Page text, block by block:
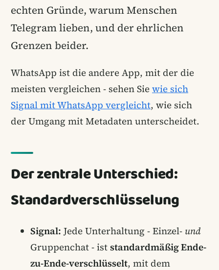
echten Gründe, warum Menschen
Telegram lieben, und der ehrlichen
Grenzen beider.
WhatsApp ist die andere App, mit der die
meisten vergleichen - sehen Siewie sich
Signal mit WhatsApp vergleicht, wie sich
der Umgang mit Metadaten unterscheidet.
Der zentrale Unterschied:
Standardverschlüsselung
Signal: Jede Unterhaltung - Einzel- und
Gruppenchat - iststandardmäßig Ende-
zu-Ende-verschlüsselt, mit dem